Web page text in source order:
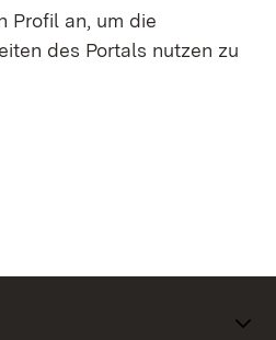
Profil an, um die
des Portals nutzen zu